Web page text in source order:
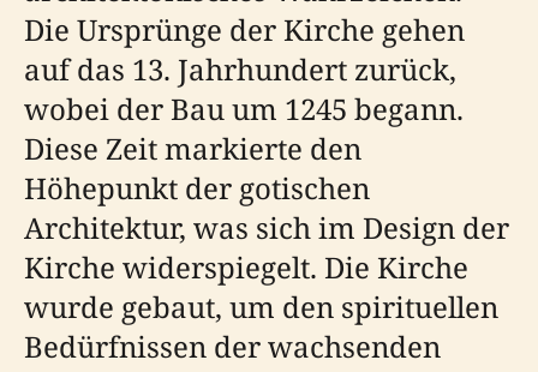
Die Ursprünge der Kirche gehen
auf das 13. Jahrhundert zurück,
wobei der Bau um 1245 begann.
Diese Zeit markierte den
Höhepunkt der gotischen
Architektur, was sich im Design der
Kirche widerspiegelt. Die Kirche
wurde gebaut, um den spirituellen
Bedürfnissen der wachsenden